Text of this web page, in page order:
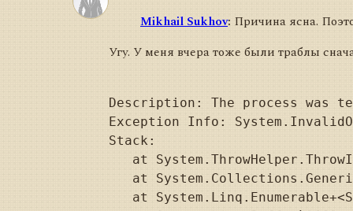
Mikhail Sukhov: Причина ясна.
Угу. У меня вчера тоже были траблы
Description: The process was
Exception Info:
Stack:
at
at
at